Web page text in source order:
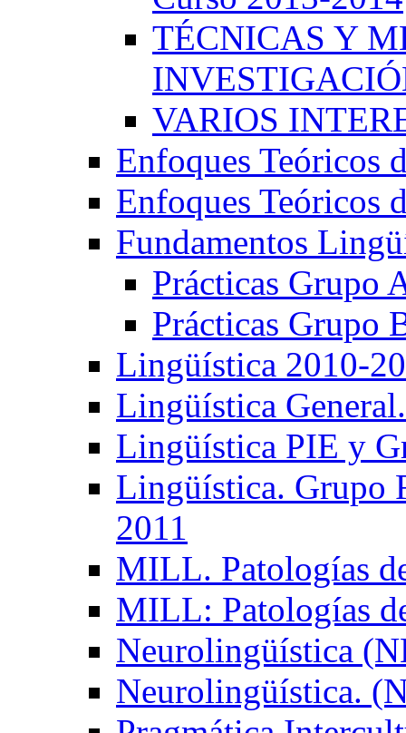
TÉCNICAS Y
VARIOS
Enfoques Teóricos
Enfoques Teóricos
Fundamentos
Prácticas Grupo
Prácticas Grupo
Lingüística 2010-
Lingüística
Lingüística PIE y
Lingüística. Grupo
2011
MILL. Patologías
MILL: Patologías
Neurolingüística
Neurolingüística.